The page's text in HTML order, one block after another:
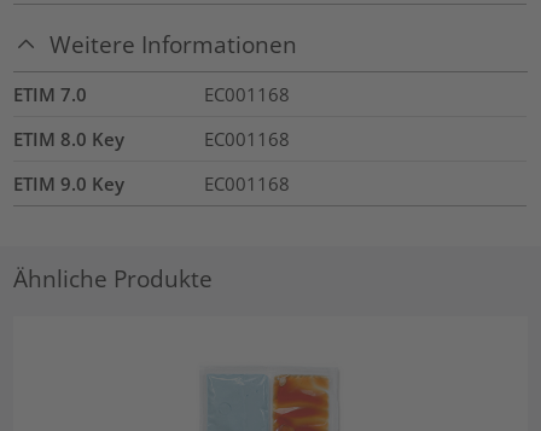
Weitere Informationen
ETIM 7.0
EC001168
ETIM 8.0 Key
EC001168
ETIM 9.0 Key
EC001168
Ähnliche Produkte